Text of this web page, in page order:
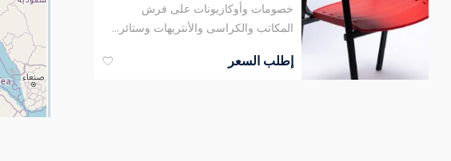
خصومات وأوكازيونات على فرش
المكاتب والكراسى والأنتريهات وستائر...
إطلب السعر